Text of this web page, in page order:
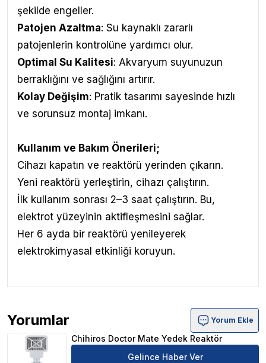
şekilde engeller.
Patojen Azaltma: Su kaynaklı zararlı
patojenlerin kontrolüne yardımcı olur.
Optimal Su Kalitesi: Akvaryum suyunuzun
berraklığını ve sağlığını artırır.
Kolay Değişim: Pratik tasarımı sayesinde hızlı
ve sorunsuz montaj imkanı.
Kullanım ve Bakım Önerileri;
Cihazı kapatın ve reaktörü yerinden çıkarın.
Yeni reaktörü yerleştirin, cihazı çalıştırın.
İlk kullanım sonrası 2–3 saat çalıştırın. Bu,
elektrot yüzeyinin aktifleşmesini sağlar.
Her 6 ayda bir reaktörü yenileyerek
elektrokimyasal etkinliği koruyun.
Yorumlar
Chihiros Doctor Mate Yedek Reaktör Ürün Yorumları
Yorum Ekle
Chihiros Doctor Mate Yedek Reaktör
Gelince Haber Ver